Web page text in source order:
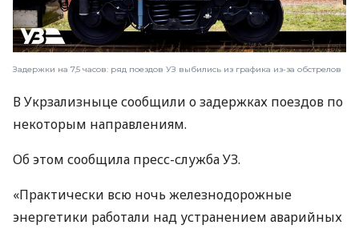
Задержки на 7,5 часов: ряд поездов УЗ выбились из графика из-за обстрелов
В Укрзализныце сообщили о задержках поездов по
некоторым направлениям.
Об этом сообщила пресс-служба УЗ.
«Практически всю ночь железнодорожные
энергетики работали над устранением аварийных